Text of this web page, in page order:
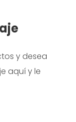
y desea
aquí y le